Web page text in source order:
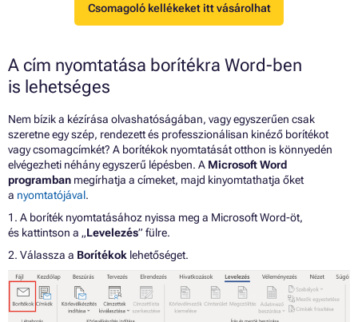
Csomagoló kellékeket itt vásárolhat
A cím nyomtatása borítékra Word-ben
is lehetséges
Nem bízik a kézírása olvashatóságában, vagy egyszerűen csak
szeretne egy szép, rendezett és professzionálisan kinéző borítékot
vagy csomagcímkét? A borítékok nyomtatását otthon is könnyedén
elvégezheti néhány egyszerű lépésben. A Microsoft Word
programban megírhatja a címeket, majd kinyomtathatja őket
a nyomtatójával.
1. A boríték nyomtatásához nyissa meg a Microsoft Word-öt,
és kattintson a „Levelezés” fülre.
2. Válassza a Borítékok lehetőséget.